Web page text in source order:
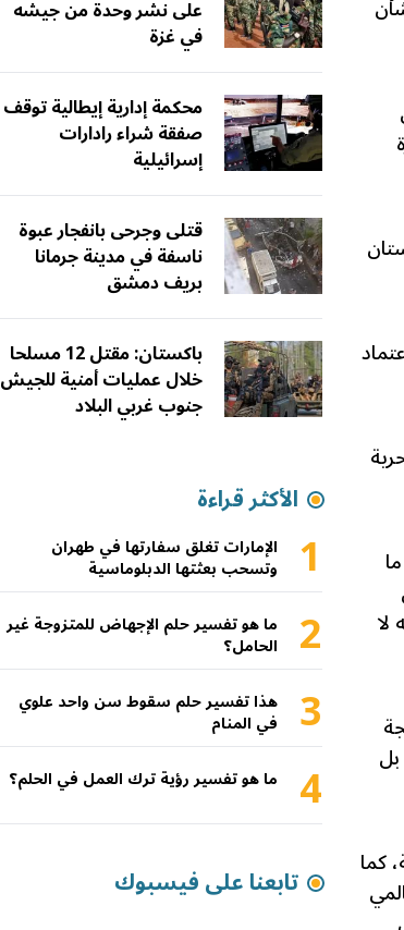
لا
كما
على نشر وحدة من جيشه
في غزة
محكمة إدارية إيطالية توقف
صفقة شراء رادارات
إسرائيلية
قتلى وجرحى بانفجار عبوة
ناسفة في مدينة جرمانا
بريف دمشق
باكستان: مقتل 12 مسلحا
خلال عمليات أمنية للجيش
جنوب غربي البلاد
الأكثر قراءة
1 الإمارات تغلق سفارتها في طهران
وتسحب بعثتها الدبلوماسية
2 ما هو تفسير حلم الإجهاض للمتزوجة غير
الحامل؟
3 هذا تفسير حلم سقوط سن واحد علوي
في المنام
4 ما هو تفسير رؤية ترك العمل في الحلم؟
تابعنا على فيسبوك